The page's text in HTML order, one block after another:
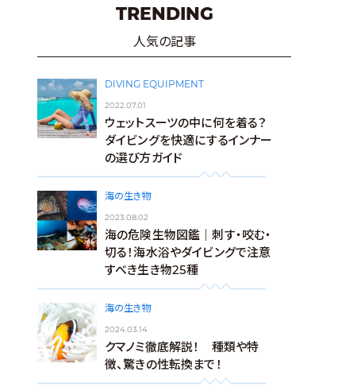
TRENDING
人気の記事
DIVING EQUIPMENT
2022.07.01
ウェットスーツの中に何を着る？
ダイビングを快適にするインナー
の選び方ガイド
海の生き物
2023.08.02
海の危険生物図鑑｜刺す・咬む・
切る！海水浴やダイビングで注意
すべき生き物25種
海の生き物
2024.03.14
クマノミ徹底解説！ 種類や特
徴、驚きの性転換まで！